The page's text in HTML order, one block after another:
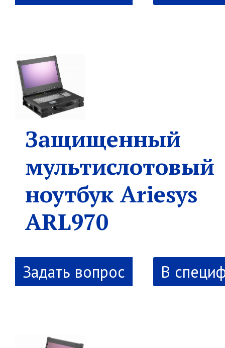
Защищенный
мультислотовый
ноутбук Ariesys
ARL970
В